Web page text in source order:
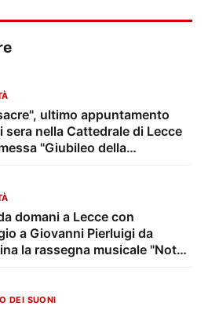
ultimo appuntamento
sera nella Cattedrale di Lecce
"Giubileo della
domani a Lecce con
a Giovanni Pierluigi da
la rassegna musicale "Notti
DEI SUONI